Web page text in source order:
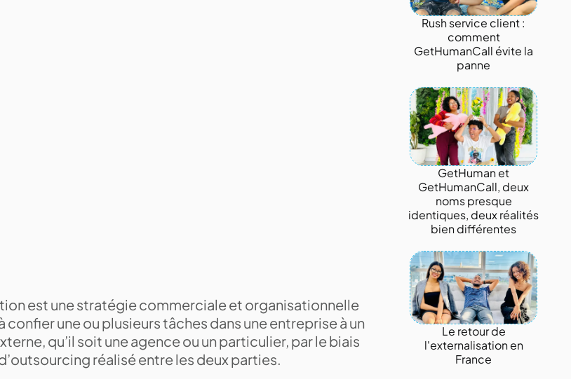
Rush service client :
comment
GetHumanCall évite la
panne
GetHuman et
GetHumanCall, deux
noms presque
identiques, deux réalités
bien différentes
Le retour de
l'externalisation en
France
est une stratégie commerciale et organisationnelle
confier une ou plusieurs tâches dans une entreprise à un
qu’il soit une agence ou un particulier, par le biais
réalisé entre les deux parties.